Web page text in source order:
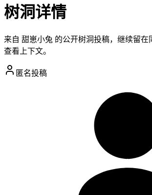
树洞详情
来自 甜崽小兔 的公开树洞投稿，继续留在
查看上下文。
匿名投稿